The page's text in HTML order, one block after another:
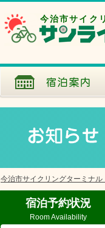
今治市サイク
今治市サイクリングターミナ
宿泊予約状況
Room Availability